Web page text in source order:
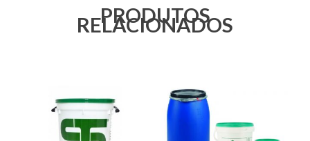
PRODUTOS
RELACIONADOS